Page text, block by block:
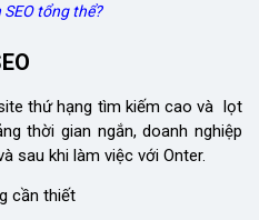
SEO tổng thể?
thứ hạng tìm kiếm cao và lọt
thời gian ngắn, doanh nghiệp
sau khi làm việc với Onter.
cần thiết